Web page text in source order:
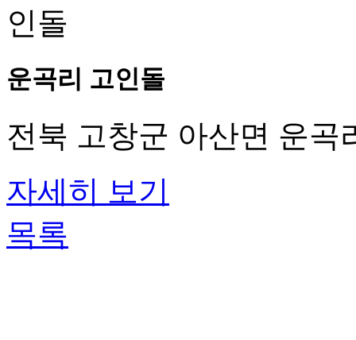
운곡리 고인돌
전북 고창군 아산면 운곡
자세히 보기
목록